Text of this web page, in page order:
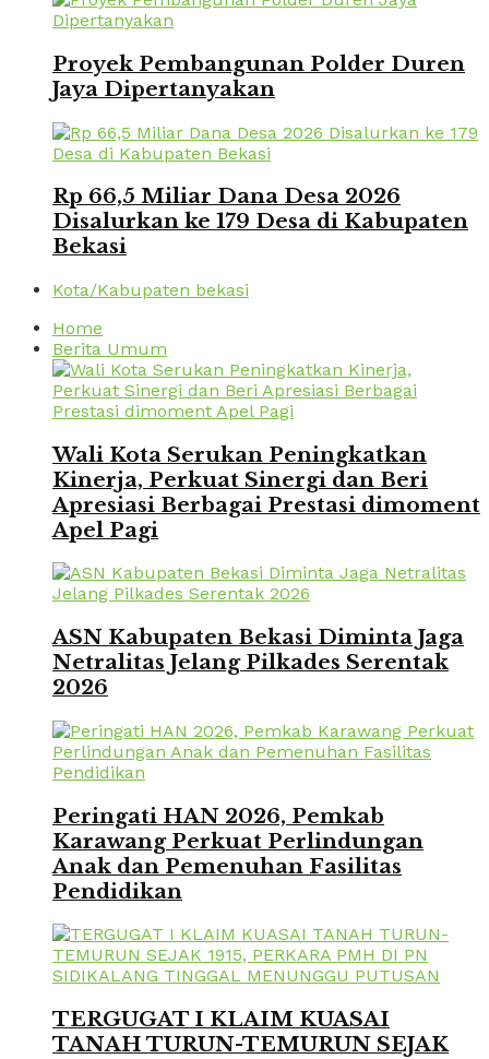
Proyek Pembangunan Polder Duren
Jaya Dipertanyakan
Rp 66,5 Miliar Dana Desa 2026
Disalurkan ke 179 Desa di Kabupaten
Bekasi
Kota/Kabupaten bekasi
Home
Berita Umum
Wali Kota Serukan Peningkatkan
Kinerja, Perkuat Sinergi dan Beri
Apresiasi Berbagai Prestasi dimoment
Apel Pagi
ASN Kabupaten Bekasi Diminta Jaga
Netralitas Jelang Pilkades Serentak
2026
Peringati HAN 2026, Pemkab
Karawang Perkuat Perlindungan
Anak dan Pemenuhan Fasilitas
Pendidikan
TERGUGAT I KLAIM KUASAI
TANAH TURUN-TEMURUN SEJAK